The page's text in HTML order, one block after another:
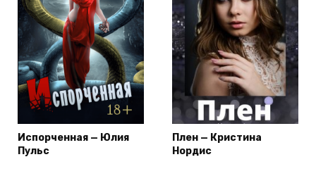
Испорченная — Юлия
Пульс
Плен — Кристина
Нордис